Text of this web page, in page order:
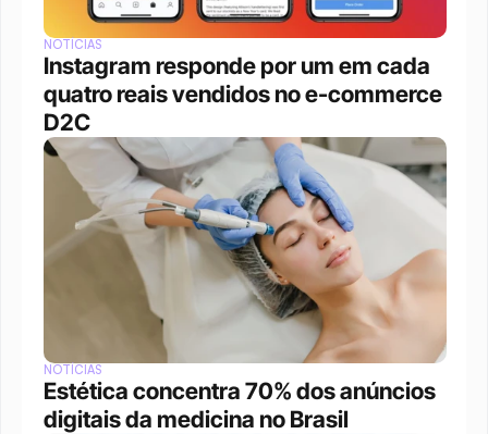
NOTÍCIAS
Instagram responde por um em cada
quatro reais vendidos no e-commerce
D2C
NOTÍCIAS
Estética concentra 70% dos anúncios
digitais da medicina no Brasil